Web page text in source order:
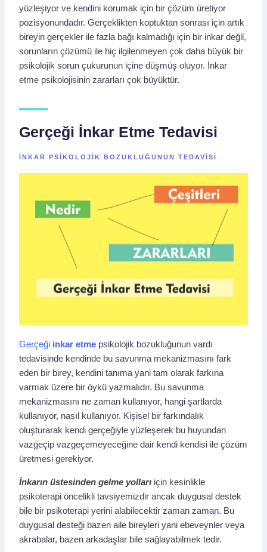
yüzleşiyor ve kendini korumak için bir çözüm üretiyor
pozisyonundadır. Gerçeklikten koptuktan sonrası için artık
bireyin gerçekler ile fazla bağı kalmadığı için bir inkar değil,
sorunların çözümü ile hiç ilgilenmeyen çok daha büyük bir
psikolojik sorun çukurunun içine düşmüş oluyor. İnkar
etme psikolojisinin zararları çok büyüktür.
Gerçeği İnkar Etme Tedavisi
İNKAR PSIKOLOJIK BOZUKLUĞUNUN TEDAVISI
Gerçeği inkar etme psikolojik bozukluğunun vardı
tedavisinde kendinde bu savunma mekanizmasını fark
eden bir birey, kendini tanıma yani tam olarak farkına
varmak üzere bir öykü yazmalıdır. Bu savunma
mekanizmasını ne zaman kullanıyor, hangi şartlarda
kullanıyor, nasıl kullanıyor. Kişisel bir farkındalık
oluşturarak kendi gerçeğiyle yüzleşerek bu huyundan
vazgeçip vazgeçemeyeceğine dair kendi kendisi ile çözüm
üretmesi gerekiyor.
İnkarın üstesinden gelme yolları için kesinlikle
psikoterapi öncelikli tavsiyemizdir ancak duygusal destek
bile bir psikoterapi yerini alabilecektir zaman zaman. Bu
duygusal desteği bazen aile bireyleri yani ebeveynler veya
akrabalar, bazen arkadaşlar bile sağlayabilmek tedir.